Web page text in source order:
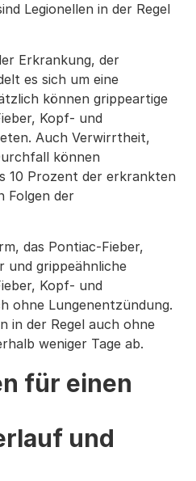
Legionellen in der Regel
Erkrankung, der
es sich um eine
können grippeartige
Kopf- und
Auch Verwirrtheit,
können
10 Prozent der erkrankten
Folgen der
das Pontiac-Fieber,
und grippeähnliche
Kopf- und
ohne Lungenentzündung.
in der Regel auch ohne
weniger Tage ab.
für einen
und